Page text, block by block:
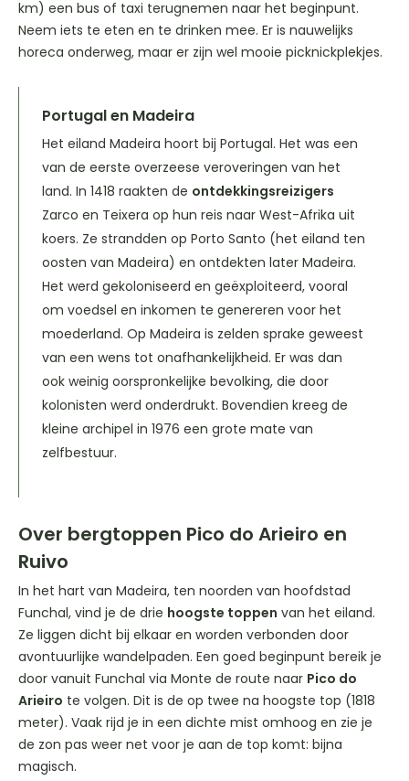
km) een bus of taxi terugnemen naar het beginpunt.
Neem iets te eten en te drinken mee. Er is nauwelijks
horeca onderweg, maar er zijn wel mooie picknickplekjes.
Portugal en Madeira
Het eiland Madeira hoort bij Portugal. Het was een
van de eerste overzeese veroveringen van het
land. In 1418 raakten de ontdekkingsreizigers
Zarco en Teixera op hun reis naar West-Afrika uit
koers. Ze strandden op Porto Santo (het eiland ten
oosten van Madeira) en ontdekten later Madeira.
Het werd gekoloniseerd en geëxploiteerd, vooral
om voedsel en inkomen te genereren voor het
moederland. Op Madeira is zelden sprake geweest
van een wens tot onafhankelijkheid. Er was dan
ook weinig oorspronkelijke bevolking, die door
kolonisten werd onderdrukt. Bovendien kreeg de
kleine archipel in 1976 een grote mate van
zelfbestuur.
Over bergtoppen Pico do Arieiro en
Ruivo
In het hart van Madeira, ten noorden van hoofdstad
Funchal, vind je de drie hoogste toppen van het eiland.
Ze liggen dicht bij elkaar en worden verbonden door
avontuurlijke wandelpaden. Een goed beginpunt bereik je
door vanuit Funchal via Monte de route naar Pico do
Arieiro te volgen. Dit is de op twee na hoogste top (1818
meter). Vaak rijd je in een dichte mist omhoog en zie je
de zon pas weer net voor je aan de top komt: bijna
magisch.